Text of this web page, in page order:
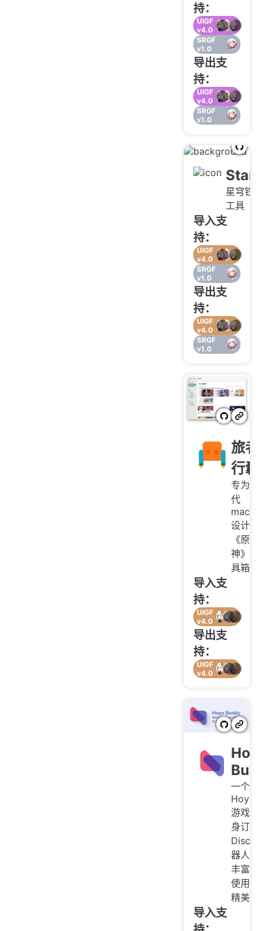
持：
UIGF
v4.0
SRGF
v1.0
导出支
持：
UIGF
v4.0
SRGF
v1.0
星穹铁
工具
导入支
持：
UIGF
v4.0
SRGF
v1.0
导出支
持：
UIGF
v4.0
SRGF
v1.0
旅者
行囊
专为现
代
macOS
设计的
《原
神》工
具箱
导入支
持：
UIGF
v4.0
导出支
持：
UIGF
v4.0
一个为
游戏玩
身订做
器人,
丰富、
使用且
精美
导入支